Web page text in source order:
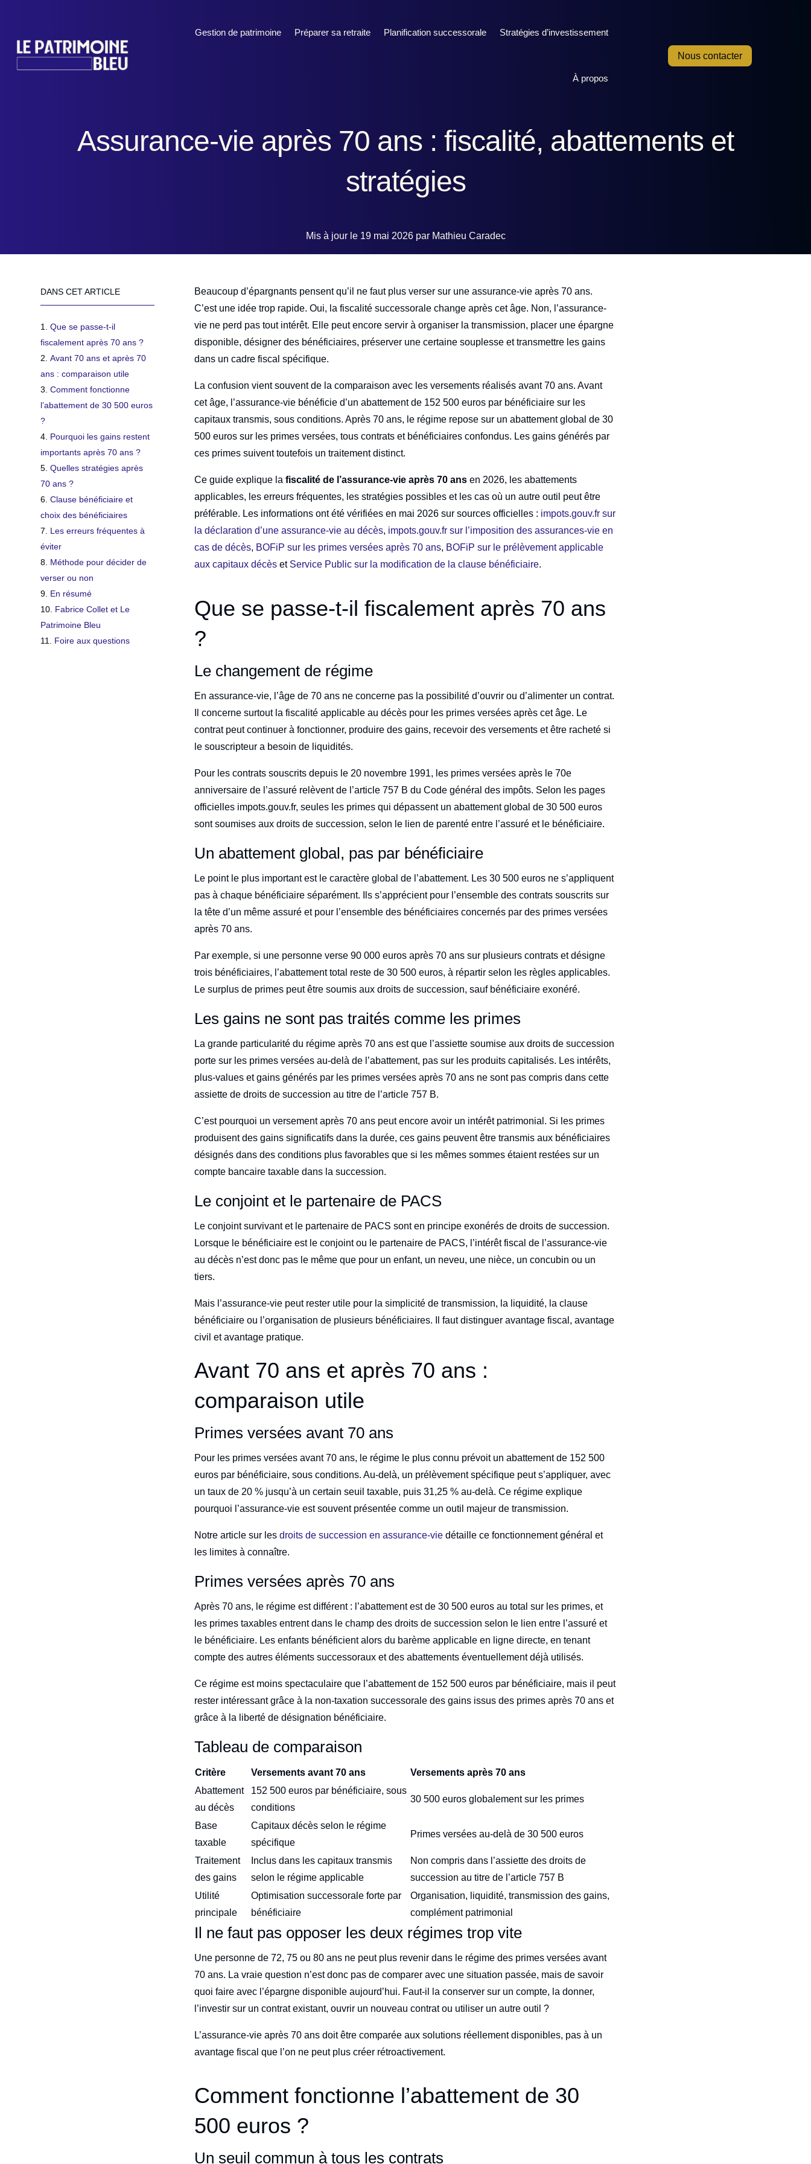
Gestion de patrimoine Préparer sa retraite Planification successorale Stratégies d’investissement
À propos
Nous contacter
Assurance-vie après 70 ans : fiscalité, abattements et
stratégies
Mis à jour le 19 mai 2026 par Mathieu Caradec
DANS CET ARTICLE
Que se passe-t-il
fiscalement après 70 ans ?
Avant 70 ans et après 70
ans : comparaison utile
Comment fonctionne
l’abattement de 30 500 euros
?
Pourquoi les gains restent
importants après 70 ans ?
Quelles stratégies après
70 ans ?
Clause bénéficiaire et
choix des bénéficiaires
Les erreurs fréquentes à
éviter
Méthode pour décider de
verser ou non
En résumé
Fabrice Collet et Le
Patrimoine Bleu
Foire aux questions
Beaucoup d’épargnants pensent qu’il ne faut plus verser sur une assurance-vie après 70 ans.
C’est une idée trop rapide. Oui, la fiscalité successorale change après cet âge. Non, l’assurance-
vie ne perd pas tout intérêt. Elle peut encore servir à organiser la transmission, placer une épargne
disponible, désigner des bénéficiaires, préserver une certaine souplesse et transmettre les gains
dans un cadre fiscal spécifique.
La confusion vient souvent de la comparaison avec les versements réalisés avant 70 ans. Avant
cet âge, l’assurance-vie bénéficie d’un abattement de 152 500 euros par bénéficiaire sur les
capitaux transmis, sous conditions. Après 70 ans, le régime repose sur un abattement global de 30
500 euros sur les primes versées, tous contrats et bénéficiaires confondus. Les gains générés par
ces primes suivent toutefois un traitement distinct.
Ce guide explique lafiscalité de l’assurance-vie après 70 ans en 2026, les abattements
applicables, les erreurs fréquentes, les stratégies possibles et les cas où un autre outil peut être
préférable. Les informations ont été vérifiées en mai 2026 sur sources officielles : impots.gouv.fr sur
la déclaration d’une assurance-vie au décès, impots.gouv.fr sur l’imposition des assurances-vie en
cas de décès, BOFiP sur les primes versées après 70 ans, BOFiP sur le prélèvement applicable
aux capitaux décès et Service Public sur la modification de la clause bénéficiaire.
Que se passe-t-il fiscalement après 70 ans
?
Le changement de régime
En assurance-vie, l’âge de 70 ans ne concerne pas la possibilité d’ouvrir ou d’alimenter un contrat.
Il concerne surtout la fiscalité applicable au décès pour les primes versées après cet âge. Le
contrat peut continuer à fonctionner, produire des gains, recevoir des versements et être racheté si
le souscripteur a besoin de liquidités.
Pour les contrats souscrits depuis le 20 novembre 1991, les primes versées après le 70e
anniversaire de l’assuré relèvent de l’article 757 B du Code général des impôts. Selon les pages
officielles impots.gouv.fr, seules les primes qui dépassent un abattement global de 30 500 euros
sont soumises aux droits de succession, selon le lien de parenté entre l’assuré et le bénéficiaire.
Un abattement global, pas par bénéficiaire
Le point le plus important est le caractère global de l’abattement. Les 30 500 euros ne s’appliquent
pas à chaque bénéficiaire séparément. Ils s’apprécient pour l’ensemble des contrats souscrits sur
la tête d’un même assuré et pour l’ensemble des bénéficiaires concernés par des primes versées
après 70 ans.
Par exemple, si une personne verse 90 000 euros après 70 ans sur plusieurs contrats et désigne
trois bénéficiaires, l’abattement total reste de 30 500 euros, à répartir selon les règles applicables.
Le surplus de primes peut être soumis aux droits de succession, sauf bénéficiaire exonéré.
Les gains ne sont pas traités comme les primes
La grande particularité du régime après 70 ans est que l’assiette soumise aux droits de succession
porte sur les primes versées au-delà de l’abattement, pas sur les produits capitalisés. Les intérêts,
plus-values et gains générés par les primes versées après 70 ans ne sont pas compris dans cette
assiette de droits de succession au titre de l’article 757 B.
C’est pourquoi un versement après 70 ans peut encore avoir un intérêt patrimonial. Si les primes
produisent des gains significatifs dans la durée, ces gains peuvent être transmis aux bénéficiaires
désignés dans des conditions plus favorables que si les mêmes sommes étaient restées sur un
compte bancaire taxable dans la succession.
Le conjoint et le partenaire de PACS
Le conjoint survivant et le partenaire de PACS sont en principe exonérés de droits de succession.
Lorsque le bénéficiaire est le conjoint ou le partenaire de PACS, l’intérêt fiscal de l’assurance-vie
au décès n’est donc pas le même que pour un enfant, un neveu, une nièce, un concubin ou un
tiers.
Mais l’assurance-vie peut rester utile pour la simplicité de transmission, la liquidité, la clause
bénéficiaire ou l’organisation de plusieurs bénéficiaires. Il faut distinguer avantage fiscal, avantage
civil et avantage pratique.
Avant 70 ans et après 70 ans :
comparaison utile
Primes versées avant 70 ans
Pour les primes versées avant 70 ans, le régime le plus connu prévoit un abattement de 152 500
euros par bénéficiaire, sous conditions. Au-delà, un prélèvement spécifique peut s’appliquer, avec
un taux de 20 % jusqu’à un certain seuil taxable, puis 31,25 % au-delà. Ce régime explique
pourquoi l’assurance-vie est souvent présentée comme un outil majeur de transmission.
Notre article sur lesdroits de succession en assurance-vie détaille ce fonctionnement général et
les limites à connaître.
Primes versées après 70 ans
Après 70 ans, le régime est différent : l’abattement est de 30 500 euros au total sur les primes, et
les primes taxables entrent dans le champ des droits de succession selon le lien entre l’assuré et
le bénéficiaire. Les enfants bénéficient alors du barème applicable en ligne directe, en tenant
compte des autres éléments successoraux et des abattements éventuellement déjà utilisés.
Ce régime est moins spectaculaire que l’abattement de 152 500 euros par bénéficiaire, mais il peut
rester intéressant grâce à la non-taxation successorale des gains issus des primes après 70 ans et
grâce à la liberté de désignation bénéficiaire.
Tableau de comparaison
Critère Versements avant 70 ans
Versements après 70 ans
Abattement
au décès
152 500 euros par bénéficiaire, sous
conditions
30 500 euros globalement sur les primes
Base
taxable
Capitaux décès selon le régime
spécifique
Primes versées au-delà de 30 500 euros
Traitement
des gains
Inclus dans les capitaux transmis
selon le régime applicable
Non compris dans l’assiette des droits de
succession au titre de l’article 757 B
Utilité
principale
Optimisation successorale forte par
bénéficiaire
Organisation, liquidité, transmission des gains,
complément patrimonial
Il ne faut pas opposer les deux régimes trop vite
Une personne de 72, 75 ou 80 ans ne peut plus revenir dans le régime des primes versées avant
70 ans. La vraie question n’est donc pas de comparer avec une situation passée, mais de savoir
quoi faire avec l’épargne disponible aujourd’hui. Faut-il la conserver sur un compte, la donner,
l’investir sur un contrat existant, ouvrir un nouveau contrat ou utiliser un autre outil ?
L’assurance-vie après 70 ans doit être comparée aux solutions réellement disponibles, pas à un
avantage fiscal que l’on ne peut plus créer rétroactivement.
Comment fonctionne l’abattement de 30
500 euros ?
Un seuil commun à tous les contrats